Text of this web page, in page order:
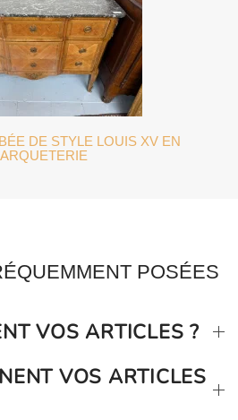
DE STYLE LOUIS XV EN
POSÉES
VOS ARTICLES ?
VOS ARTICLES